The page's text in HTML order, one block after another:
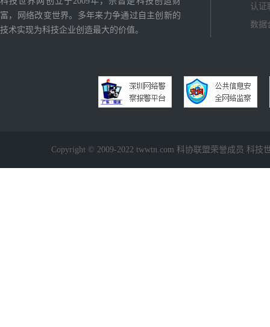
富，网络改变世界。多年来力争通过自主创新的
技术实现为科技企业创造最大的价值。
认证
数据
Copyright © 2009-2022 twwtn.com 科协联盟荣誉成员 科